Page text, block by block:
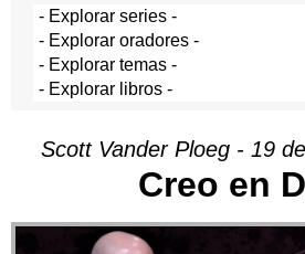
Scott Vander Ploeg - 19
Creo en